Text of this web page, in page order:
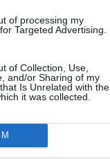
of processing my
Targeted Advertising.
of Collection, Use,
and/or Sharing of my
Is Unrelated with the
it was collected.
karalienės The